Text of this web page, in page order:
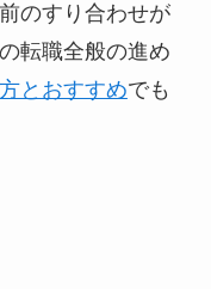
のすり合わせが
転職全般の進め
とおすすめでも